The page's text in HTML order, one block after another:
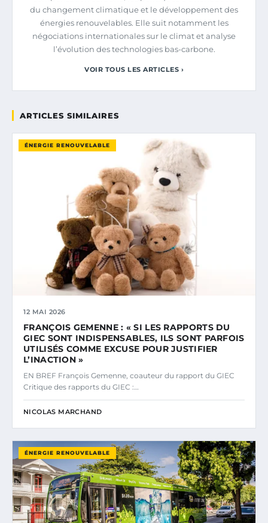
du changement climatique et le développement des
énergies renouvelables. Elle suit notamment les
négociations internationales sur le climat et analyse
l’évolution des technologies bas-carbone.
VOIR TOUS LES ARTICLES ›
ARTICLES SIMILAIRES
ÉNERGIE RENOUVELABLE
12 MAI 2026
FRANÇOIS GEMENNE : « SI LES RAPPORTS DU
GIEC SONT INDISPENSABLES, ILS SONT PARFOIS
UTILISÉS COMME EXCUSE POUR JUSTIFIER
L’INACTION »
EN BREF François Gemenne, coauteur du rapport du GIEC
Critique des rapports du GIEC :…
NICOLAS MARCHAND
ÉNERGIE RENOUVELABLE